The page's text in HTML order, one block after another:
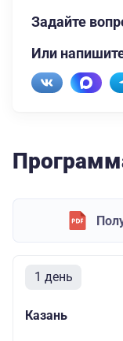
Задайте
Или
1 день
Казань